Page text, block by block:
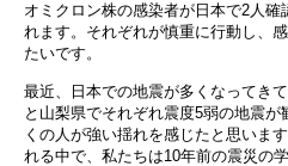
オミクロン株の感染者が日本で2人確
れます。それぞれが慎重に行動し、
たいです。
最近、日本での地震が多くなってき
と山梨県でそれぞれ震度5弱の地震
くの人が強い揺れを感じたと思いま
れる中で、私たちは10年前の震災の